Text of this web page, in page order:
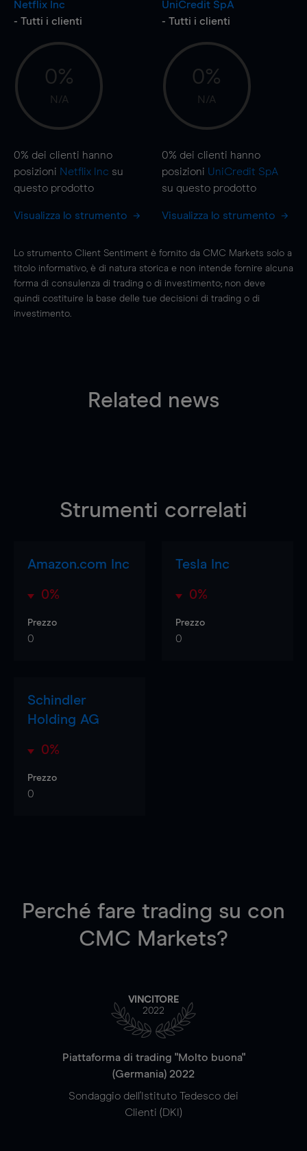
Netflix Inc
- Tutti i clienti
0%
N/A
0% dei clienti hanno
posizioni Netflix Inc su
questo prodotto
Visualizza lo strumento
UniCredit SpA
- Tutti i clienti
0%
N/A
0% dei clienti hanno
posizioni UniCredit SpA
su questo prodotto
Visualizza lo strumento
Lo strumento Client Sentiment è fornito da CMC Markets solo a
titolo informativo, è di natura storica e non intende fornire alcuna
forma di consulenza di trading o di investimento; non deve
quindi costituire la base delle tue decisioni di trading o di
investimento.
Related news
Strumenti correlati
Amazon.com Inc
0%
Prezzo
0
Tesla Inc
0%
Prezzo
0
Schindler
Holding AG
0%
Prezzo
0
Perché fare trading su con
CMC Markets?
VINCITORE
2022
Piattaforma di trading "Molto buona"
(Germania) 2022
Sondaggio dell'Istituto Tedesco dei
Clienti (DKI)